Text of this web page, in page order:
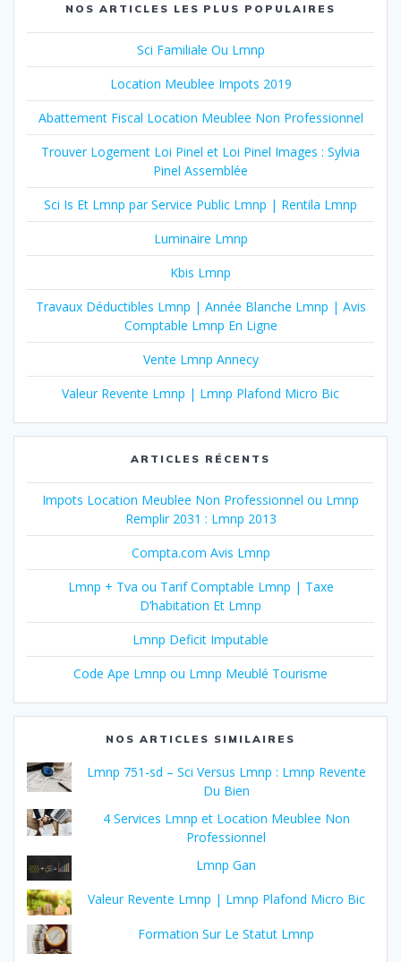
NOS ARTICLES LES PLUS POPULAIRES
Sci Familiale Ou Lmnp
Location Meublee Impots 2019
Abattement Fiscal Location Meublee Non Professionnel
Trouver Logement Loi Pinel et Loi Pinel Images : Sylvia
Pinel Assemblée
Sci Is Et Lmnp par Service Public Lmnp | Rentila Lmnp
Luminaire Lmnp
Kbis Lmnp
Travaux Déductibles Lmnp | Année Blanche Lmnp | Avis
Comptable Lmnp En Ligne
Vente Lmnp Annecy
Valeur Revente Lmnp | Lmnp Plafond Micro Bic
ARTICLES RÉCENTS
Impots Location Meublee Non Professionnel ou Lmnp
Remplir 2031 : Lmnp 2013
Compta.com Avis Lmnp
Lmnp + Tva ou Tarif Comptable Lmnp | Taxe
D’habitation Et Lmnp
Lmnp Deficit Imputable
Code Ape Lmnp ou Lmnp Meublé Tourisme
NOS ARTICLES SIMILAIRES
Lmnp 751-sd – Sci Versus Lmnp : Lmnp Revente
Du Bien
4 Services Lmnp et Location Meublee Non
Professionnel
Lmnp Gan
Valeur Revente Lmnp | Lmnp Plafond Micro Bic
Formation Sur Le Statut Lmnp